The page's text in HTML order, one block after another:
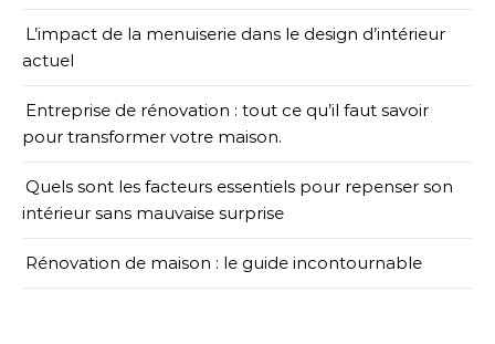
L’impact de la menuiserie dans le design d’intérieur
actuel
Entreprise de rénovation : tout ce qu’il faut savoir
pour transformer votre maison.
Quels sont les facteurs essentiels pour repenser son
intérieur sans mauvaise surprise
Rénovation de maison : le guide incontournable